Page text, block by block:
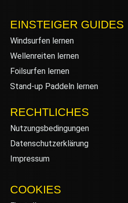
EINSTEIGER GUIDES
Windsurfen lernen
Wellenreiten lernen
Foilsurfen lernen
Stand-up Paddeln lernen
RECHTLICHES
Nutzungsbedingungen
Datenschutzerklärung
Impressum
COOKIES